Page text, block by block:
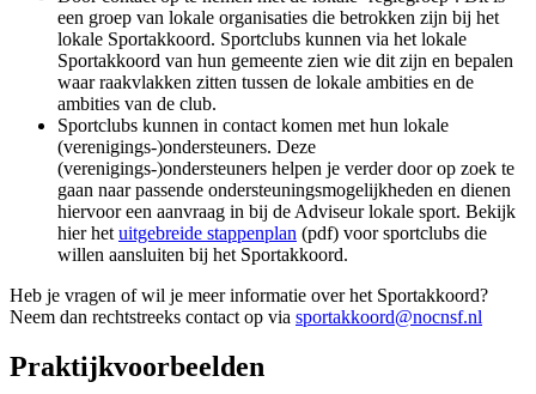
een groep van lokale organisaties die betrokken zijn bij het
lokale Sportakkoord. Sportclubs kunnen via het lokale
Sportakkoord van hun gemeente zien wie dit zijn en bepalen
waar raakvlakken zitten tussen de lokale ambities en de
ambities van de club.
Sportclubs kunnen in contact komen met hun lokale
(verenigings-)ondersteuners. Deze
(verenigings-)ondersteuners helpen je verder door op zoek te
gaan naar passende ondersteuningsmogelijkheden en dienen
hiervoor een aanvraag in bij de Adviseur lokale sport. Bekijk
hier het uitgebreide stappenplan (pdf) voor sportclubs die
willen aansluiten bij het Sportakkoord.
Heb je vragen of wil je meer informatie over het Sportakkoord?
Neem dan rechtstreeks contact op via sportakkoord@nocnsf.nl
Praktijkvoorbeelden